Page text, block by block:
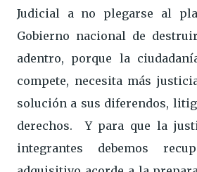
Judicial a no plegarse al
Gobierno nacional de
adentro, porque la
compete, necesita más
solución a sus diferendos,
derechos. Y para que la
integrantes debemos